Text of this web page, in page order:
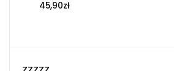
45,90zł